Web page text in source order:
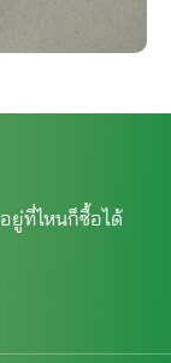
ยู่ที่ไหนก็ซื้อได้